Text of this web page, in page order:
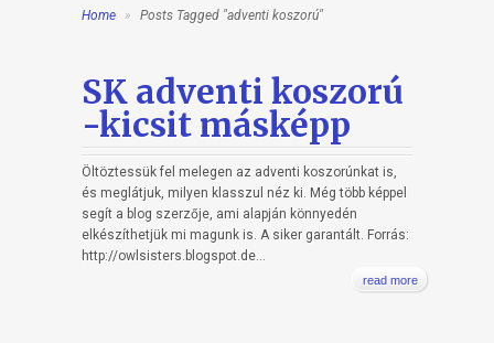
Home » Posts Tagged "adventi koszorú"
SK adventi koszorú
-kicsit másképp
Öltöztessük fel melegen az adventi koszorúnkat is,
és meglátjuk, milyen klasszul néz ki. Még több képpel
segít a blog szerzője, ami alapján könnyedén
elkészíthetjük mi magunk is. A siker garantált. Forrás:
http://owlsisters.blogspot.de...
read more